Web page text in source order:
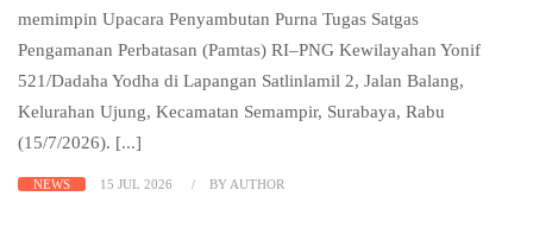
memimpin Upacara Penyambutan Purna Tugas Satgas
Pengamanan Perbatasan (Pamtas) RI–PNG Kewilayahan Yonif
521/Dadaha Yodha di Lapangan Satlinlamil 2, Jalan Balang,
Kelurahan Ujung, Kecamatan Semampir, Surabaya, Rabu
(15/7/2026). [...]
NEWS 15 JUL 2026 BY AUTHOR